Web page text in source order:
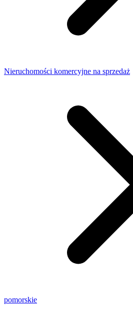
Nieruchomości komercyjne na sprzedaż
pomorskie